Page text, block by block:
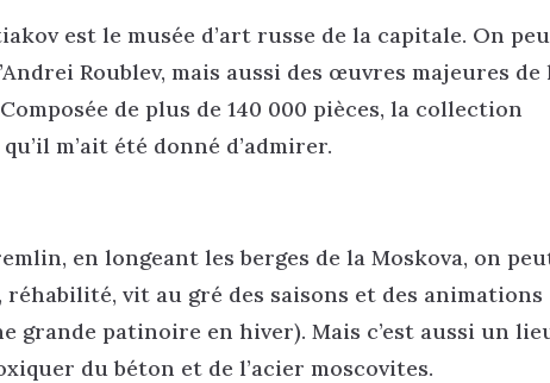
est le musée d’art russe de la capitale. On
Roublev, mais aussi des œuvres majeures de
de plus de 140 000 pièces, la collection
m’ait été donné d’admirer.
en longeant les berges de la Moskova, on
vit au gré des saisons et des animations
grande patinoire en hiver). Mais c’est aussi un
du béton et de l’acier moscovites.